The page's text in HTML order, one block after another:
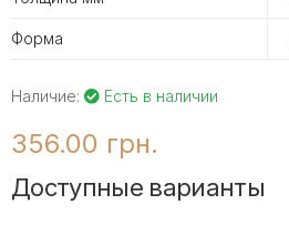
Форма
Наличие: Есть в наличии
356.00 грн.
Доступные варианты